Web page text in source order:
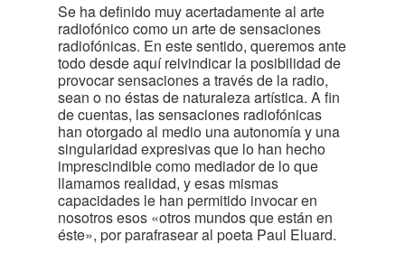
Se ha definido muy acertadamente al arte
radiofónico como un arte de sensaciones
radiofónicas. En este sentido, queremos ante
todo desde aquí reivindicar la posibilidad de
provocar sensaciones a través de la radio,
sean o no éstas de naturaleza artística. A fin
de cuentas, las sensaciones radiofónicas
han otorgado al medio una autonomía y una
singularidad expresivas que lo han hecho
imprescindible como mediador de lo que
llamamos realidad, y esas mismas
capacidades le han permitido invocar en
nosotros esos «otros mundos que están en
éste», por parafrasear al poeta Paul Eluard.